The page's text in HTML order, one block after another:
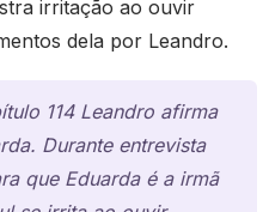
irritação ao ouvir
dela por Leandro.
114 Leandro afirma
Durante entrevista
que Eduarda é a irmã